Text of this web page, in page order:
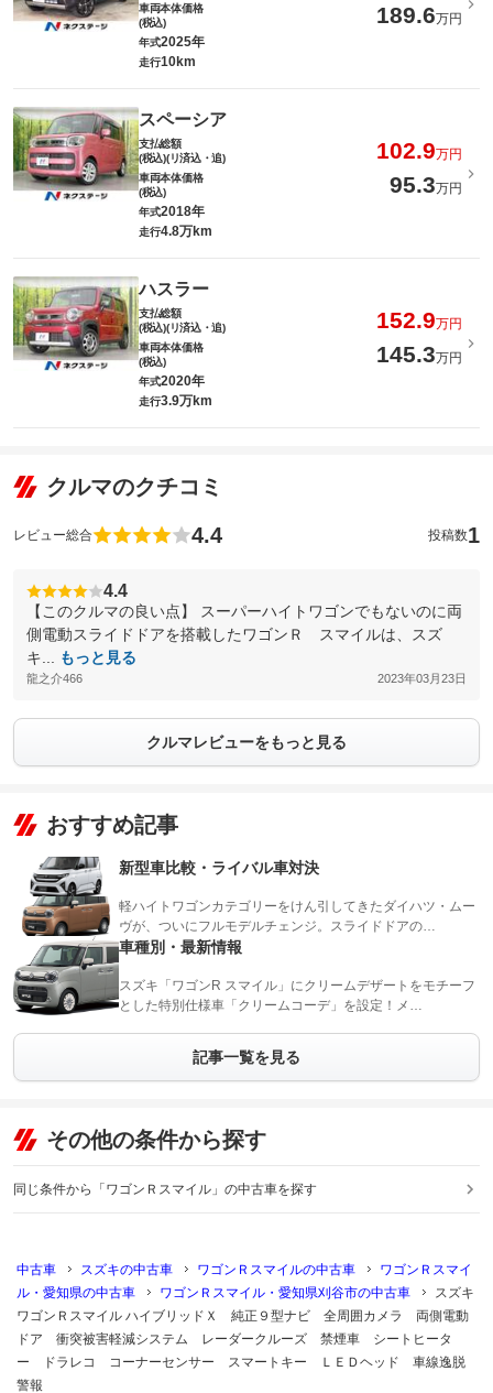
車両本体価格
(税込)
189.6万円
年式2025年
走行10km
スペーシア
支払総額
(税込)(リ済込・追)
102.9万円
車両本体価格
(税込)
95.3万円
年式2018年
走行4.8万km
ハスラー
支払総額
(税込)(リ済込・追)
152.9万円
車両本体価格
(税込)
145.3万円
年式2020年
走行3.9万km
クルマのクチコミ
レビュー総合 4.4 投稿数1
4.4
【このクルマの良い点】 スーパーハイトワゴンでもないのに両
側電動スライドドアを搭載したワゴンＲ スマイルは、スズ
キ...
もっと見る
龍之介466 2023年03月23日
クルマレビューをもっと見る
おすすめ記事
新型車比較・ライバル車対決
軽ハイトワゴンカテゴリーをけん引してきたダイハツ・ムー
ヴが、ついにフルモデルチェンジ。スライドドアの…
車種別・最新情報
スズキ「ワゴンR スマイル」にクリームデザートをモチーフ
とした特別仕様車「クリームコーデ」を設定！メ…
記事一覧を見る
その他の条件から探す
同じ条件から「ワゴンＲスマイル」の中古車を探す
中古車 スズキの中古車 ワゴンＲスマイルの中古車
ワゴンＲスマイ
ル・愛知県の中古車
ワゴンＲスマイル・愛知県刈谷市の中古車
スズキ
ワゴンＲスマイル ハイブリッドＸ 純正９型ナビ 全周囲カメラ 両側電動
ドア 衝突被害軽減システム レーダークルーズ 禁煙車 シートヒータ
ー ドラレコ コーナーセンサー スマートキー ＬＥＤヘッド 車線逸脱
警報